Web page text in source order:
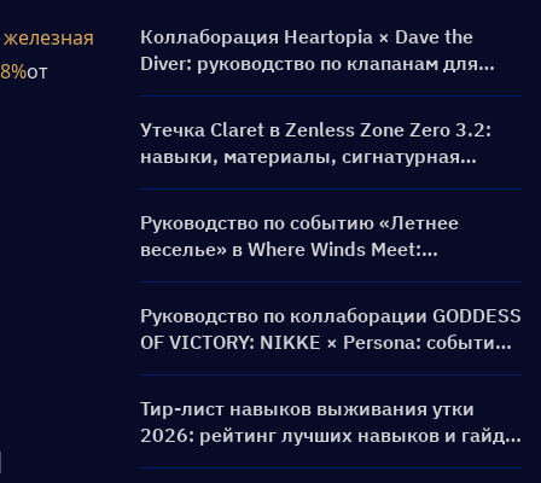
от
Коллаборация Heartopia × Dave the
Diver: руководство по клапанам для
дайвинга и наградам
Утечка Claret в Zenless Zone Zero 3.2:
навыки, материалы, сигнатурная
амплификатор и Ментальная картина
Руководство по событию «Летнее
веселье» в Where Winds Meet:
геймплей, задания и награды
Руководство по коллаборации GODDESS
OF VICTORY: NIKKE × Persona: событие
PERSONA ON FRONTLINE, персонажи,
Тир-лист навыков выживания утки
2026: рейтинг лучших навыков и гайд
по сборкам